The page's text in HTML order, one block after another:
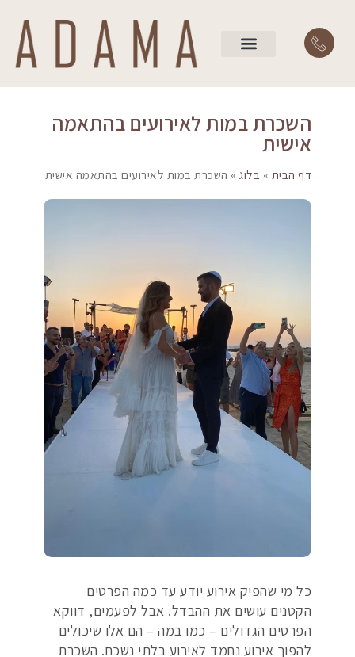
השכרת במות לאירועים בהתאמה
אישית
דף הבית » בלוג» השכרת במות לאירועים בהתאמה אישית
כל מי שהפיק אירוע יודע עד כמה הפרטים
הקטנים עושים את ההבדל. אבל לפעמים, דווקא
הפרטים הגדולים – כמו במה – הם אלו שיכולים
להפוך אירוע נחמד לאירוע בלתי נשכח. השכרת